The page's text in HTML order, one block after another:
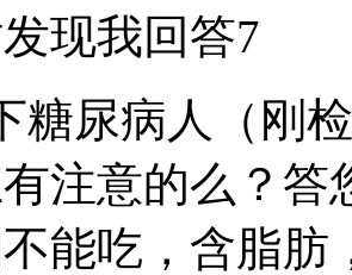
现我回答7
糖尿病人（刚
注意的么？答
能吃，含脂肪